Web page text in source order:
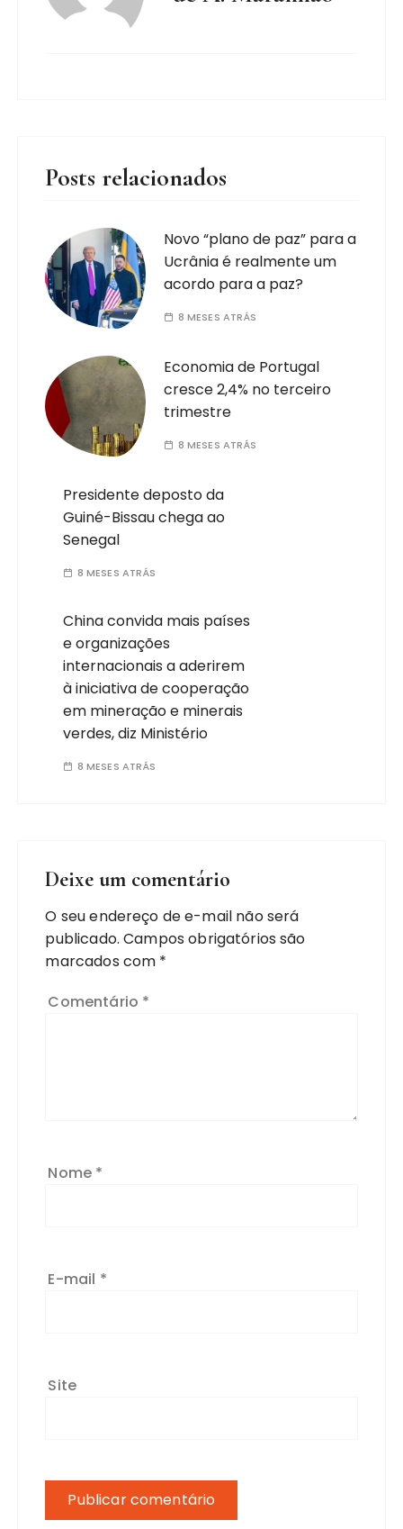
Posts relacionados
Novo “plano de paz” para a
Ucrânia é realmente um
acordo para a paz?
8 MESES ATRÁS
Economia de Portugal
cresce 2,4% no terceiro
trimestre
8 MESES ATRÁS
Presidente deposto da
Guiné-Bissau chega ao
Senegal
8 MESES ATRÁS
China convida mais países
e organizações
internacionais a aderirem
à iniciativa de cooperação
em mineração e minerais
verdes, diz Ministério
8 MESES ATRÁS
Deixe um comentário
O seu endereço de e-mail não será
publicado. Campos obrigatórios são
marcados com *
Comentário *
Nome *
E-mail *
Site